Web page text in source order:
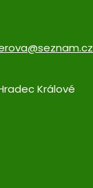
Králové